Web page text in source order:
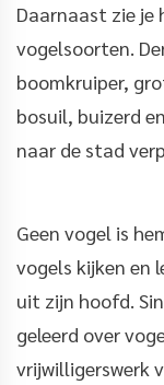
Daarnaast zie je
vogelsoorten.
boomkruiper,
bosuil, buizerd
naar de stad
Geen vogel is
vogels kijken en
uit zijn hoofd.
geleerd over
vrijwilligerswerk